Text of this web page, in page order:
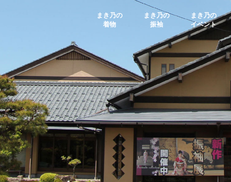
まき乃の
着物
まき乃の
振袖
まき乃の
イベント